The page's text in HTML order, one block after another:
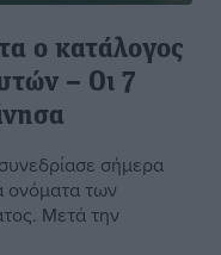
ο κατάλογος
– Οι 7
σήμερα
ονόματα των
Μετά την